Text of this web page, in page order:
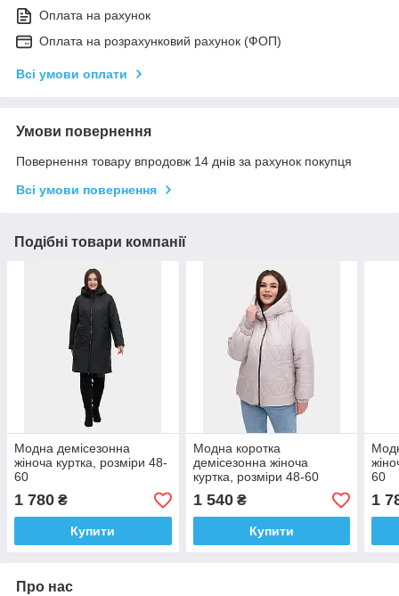
Оплата на рахунок
Оплата на розрахунковий рахунок (ФОП)
Всі умови оплати
Умови повернення
Повернення товару впродовж 14 днів за рахунок покупця
Всі умови повернення
Подібні товари компанії
Модна демісезонна
жіноча куртка, розміри 48-
60
1 780 ₴
Купити
Модна коротка
демісезонна жіноча
куртка, розміри 48-60
1 540₴
Купити
60
1
Про нас